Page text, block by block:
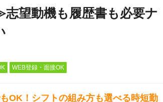
望動機も履歴書も必要ナ
WEB登録・面接OK
OK！シフトの組み方も選べる時短勤